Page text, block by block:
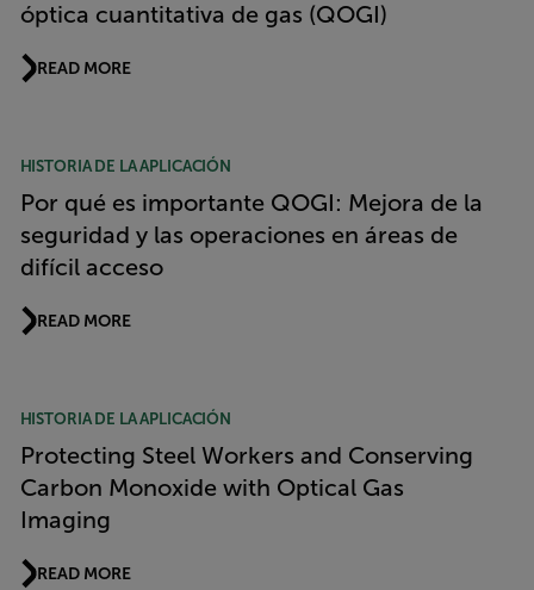
óptica cuantitativa de gas (QOGI)
READ MORE
HISTORIA DE LA APLICACIÓN
Por qué es importante QOGI: Mejora de la
seguridad y las operaciones en áreas de
difícil acceso
READ MORE
HISTORIA DE LA APLICACIÓN
Protecting Steel Workers and Conserving
Carbon Monoxide with Optical Gas
Imaging
READ MORE